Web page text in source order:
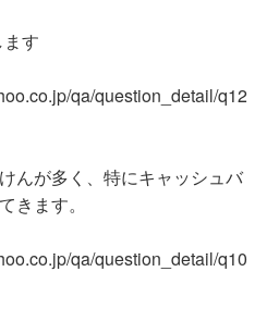
す
qa/question_detail/q12
んが多く、特にキャッシュバ
きます。
qa/question_detail/q10